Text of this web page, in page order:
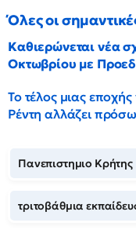
Όλες οι
Καθιερώνεται νέα
Οκτωβρίου με
Το τέλος μιας
Ρέντη αλλάζει
Πανεπιστημιο Κρήτης
τριτοβάθμια